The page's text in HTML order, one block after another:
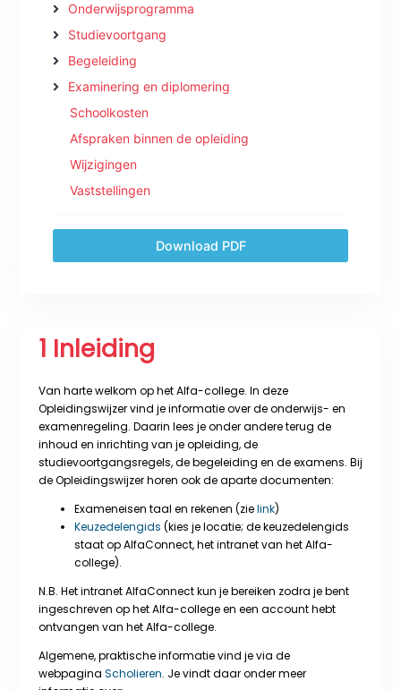
Onderwijsprogramma
Studievoortgang
Begeleiding
Examinering en diplomering
Schoolkosten
Afspraken binnen de opleiding
Wijzigingen
Vaststellingen
Download PDF